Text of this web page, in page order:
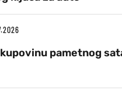
pametnog